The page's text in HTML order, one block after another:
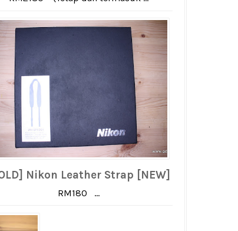
Nikon Leather Strap [NEW]
RM180 ...